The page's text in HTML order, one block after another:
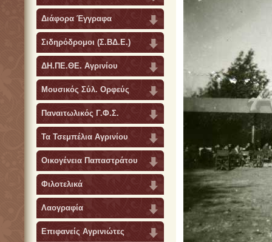
Διάφορα Έγγραφα
Σιδηρόδρομοι (Σ.ΒΔ.Ε.)
ΔΗ.ΠΕ.ΘΕ. Αγρινίου
Μουσικός Σύλ. Ορφεύς
Παναιτωλικός Γ.Φ.Σ.
Τα Τσεμπέλια Αγρινίου
Οικογένεια Παπαστράτου
Φιλοτελικά
Λαογραφία
Επιφανείς Αγρινιώτες